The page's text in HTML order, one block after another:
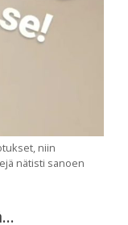
niin
nätisti sanoen